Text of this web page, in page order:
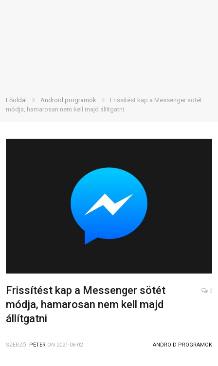
Főoldal » Android programok »
Frissítést kap a Messenger sötét
módja, hamarosan nem kell majd állítgatni
Frissítést kap a Messenger sötét
módja, hamarosan nem kell majd
állítgatni
0
SZERZŐ: PÉTER ON 2021-06-02 ANDROID PROGRAMOK